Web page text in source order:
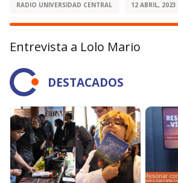
RADIO UNIVERSIDAD CENTRAL 12 ABRIL, 2023
Entrevista a Lolo Mario
DESTACADOS